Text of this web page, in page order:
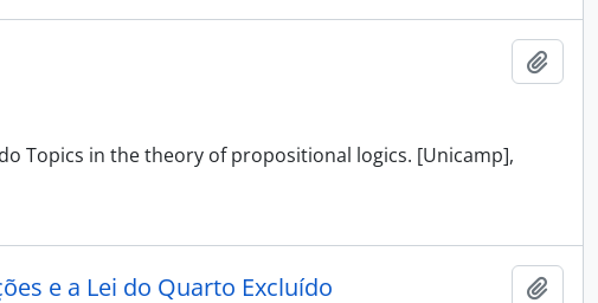
Topics in the theory of propositional logics. [Unicamp],
e a Lei do Quarto Excluído